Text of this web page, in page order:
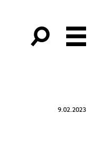
9.02.2023